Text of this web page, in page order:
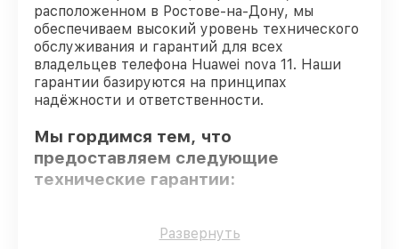
расположенном в Ростове-на-Дону, мы
обеспечиваем высокий уровень технического
обслуживания и гарантий для всех
владельцев телефона Huawei nova 11. Наши
гарантии базируются на принципах
надёжности и ответственности.
Мы гордимся тем, что
предоставляем следующие
технические гарантии:
Только фирменные комплектующие
Развернуть